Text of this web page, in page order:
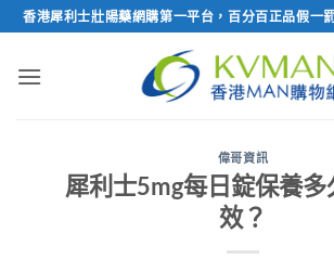
Skip
to
content
香港犀利士壯陽藥網購第一平台，百分百正品假一
偉哥資訊
犀利士5mg每日錠保養多
效？